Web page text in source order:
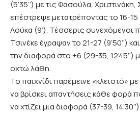
(5’35’’) με τις Φασούλα,
επέστρεψε μετατρέποντας το 16-15
Λούκα (9’). Τέσσερις συνεχόμενοι
Τσινέκε έγραψαν το 21-27 (9’50’’)
την διαφορά στο +6 (29-35, 12’45’’)
οχτώ λάθη.
Το παιχνίδι παρέμεινε «κλειστό»
να βρίσκει απαντήσεις κάθε φορά
να χτίζει μια διαφορά (37-39,